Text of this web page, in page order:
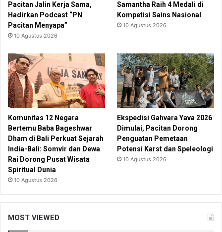
Pacitan Jalin Kerja Sama,
Hadirkan Podcast “PN
Pacitan Menyapa”
10 Agustus 2026
Samantha Raih 4 Medali di
Kompetisi Sains Nasional
10 Agustus 2026
Komunitas 12 Negara
Bertemu Baba Bageshwar
Dham di Bali Perkuat Sejarah
India-Bali: Somvir dan Dewa
Rai Dorong Pusat Wisata
Spiritual Dunia
10 Agustus 2026
Ekspedisi Gahvara Yava 2026
Dimulai, Pacitan Dorong
Penguatan Pemetaan
Potensi Karst dan Speleologi
10 Agustus 2026
MOST VIEWED